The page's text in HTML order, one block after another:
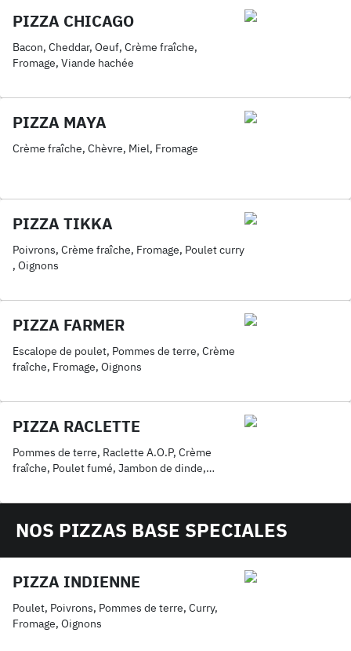
PIZZA CHICAGO
Bacon, Cheddar, Oeuf, Crème fraîche,
Fromage, Viande hachée
PIZZA MAYA
Crème fraîche, Chèvre, Miel, Fromage
PIZZA TIKKA
Poivrons, Crème fraîche, Fromage, Poulet curry
, Oignons
PIZZA FARMER
Escalope de poulet, Pommes de terre, Crème
fraîche, Fromage, Oignons
PIZZA RACLETTE
Pommes de terre, Raclette A.O.P, Crème
fraîche, Poulet fumé, Jambon de dinde,
NOS PIZZAS BASE SPECIALES
PIZZA INDIENNE
Poulet, Poivrons, Pommes de terre, Curry,
Fromage, Oignons